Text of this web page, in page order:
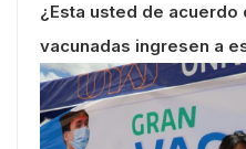
¿Esta usted de
vacunadas ingresen a